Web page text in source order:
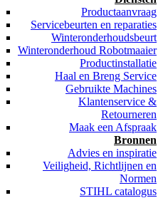
Productaanvraag
Servicebeurten en reparaties
Winteronderhoudsbeurt
Winteronderhoud Robotmaaier
Productinstallatie
Haal en Breng Service
Gebruikte Machines
Klantenservice &
Retourneren
Maak een Afspraak
Bronnen
Advies en inspiratie
Veiligheid, Richtlijnen en
Normen
STIHL catalogus